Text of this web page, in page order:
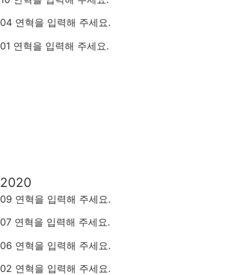
04 연혁을 입력해 주세요.
01 연혁을 입력해 주세요.
2020
09 연혁을 입력해 주세요.
07 연혁을 입력해 주세요.
06 연혁을 입력해 주세요.
02 연혁을 입력해 주세요.